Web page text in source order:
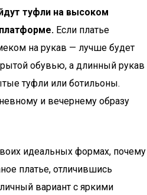
туфли на высоком
Если платье
на рукав — лучше будет
обувью, а длинный рукав
туфли или ботильоны.
и вечернему образу
идеальных формах, почему
платье, отличившись
вариант с яркими